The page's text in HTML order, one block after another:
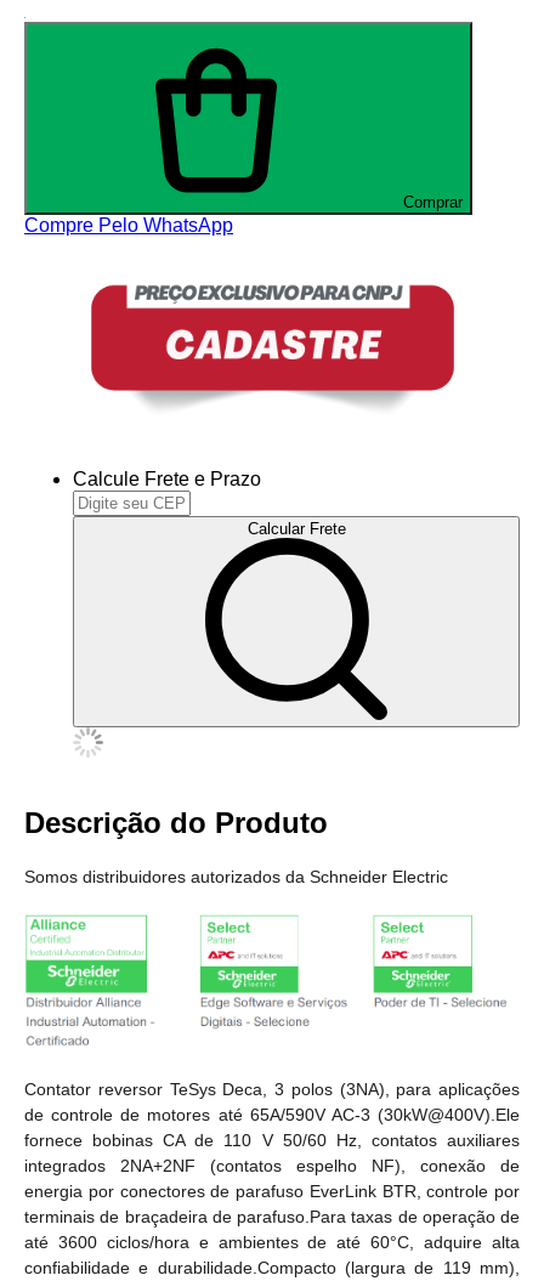
Comprar
Compre Pelo WhatsApp
Calcule Frete e Prazo
Calcular Frete
Descrição do Produto
Somos distribuidores autorizados da Schneider Electric
Contator reversor TeSys Deca, 3 polos (3NA), para aplicações
de controle de motores até 65A/590V AC-3 (30kW@400V).Ele
fornece bobinas CA de 110 V 50/60 Hz, contatos auxiliares
integrados 2NA+2NF (contatos espelho NF), conexão de
energia por conectores de parafuso EverLink BTR, controle por
terminais de braçadeira de parafuso.Para taxas de operação de
até 3600 ciclos/hora e ambientes de até 60°C, adquire alta
confiabilidade e durabilidade.Compacto (largura de 119 mm),